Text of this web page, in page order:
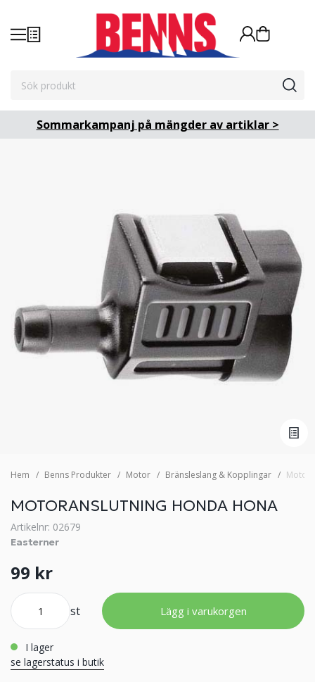
Sommarkampanj på mängder av artiklar >
Hem Benns Produkter Motor Bränsleslang & Kopplingar
MOTORANSLUTNING HONDA HONA
Artikelnr: 02679
Easterner
99 kr
st Lägg i varukorgen
i lager
se lagerstatus i butik